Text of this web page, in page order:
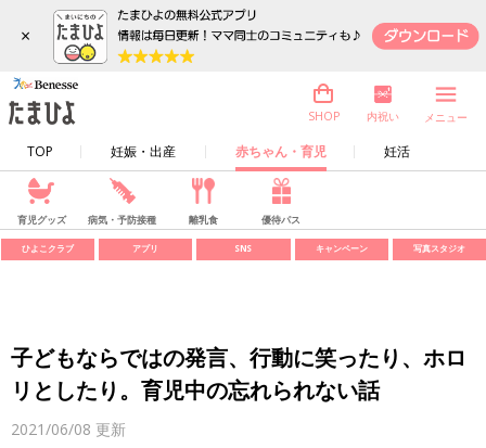
×
TOP 妊娠・出産 赤ちゃん・育児 妊活
SHOP 内祝い メニュー
育児グッズ 病気・予防接種 離乳食 優待パス
ひよこクラブ アプリ SNS キャンペーン 写真スタジオ
子どもならではの発言、行動に笑ったり、ホロ
リとしたり。育児中の忘れられない話
2021/06/08 更新